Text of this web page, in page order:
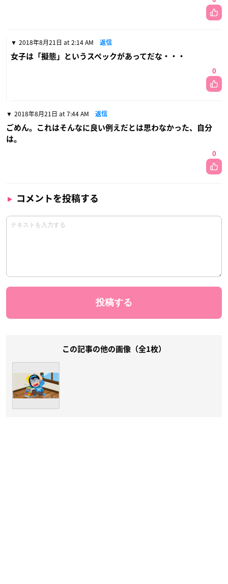
2018年8月21日 at 2:14 AM 返信
女子は「擬態」というスペックがあってだな・・・
0
2018年8月21日 at 7:44 AM 返信
ごめん。これはそんなに良い例えだとは思わなかった、自分
は。
0
コメントを投稿する
この記事の他の画像（全1枚）